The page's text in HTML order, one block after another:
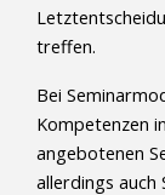
treffen.
Bei
Kompetenzen
angebotenen
allerdings